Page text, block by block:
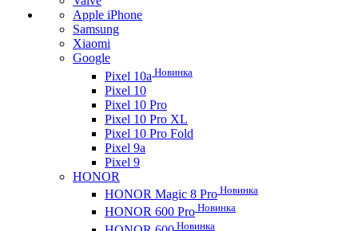
Apple iPhone
Samsung
Xiaomi
Google
Pixel 10a Новинка
Pixel 10
Pixel 10 Pro
Pixel 10 Pro XL
Pixel 10 Pro Fold
Pixel 9a
Pixel 9
HONOR
HONOR Magic 8 Pro Новинка
HONOR 600 Pro Новинка
Новинка